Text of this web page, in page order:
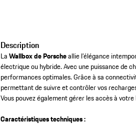
Description
LaWallbox de Porscheallie l’élégance
électrique ou hybride. Avec une puissance de
performances optimales. Grâce à sa
permettant de suivre et contrôler vos
Vous pouvez également gérer les accès à
Caractéristiques techniques :